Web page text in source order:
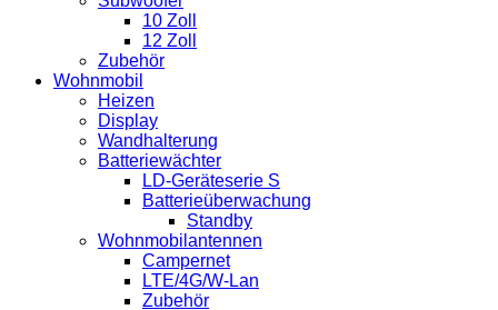
10 Zoll
12 Zoll
Zubehör
Wohnmobil
Heizen
Display
Wandhalterung
Batteriewächter
LD-Geräteserie S
Batterieüberwachung
Standby
Wohnmobilantennen
Campernet
LTE/4G/W-Lan
Zubehör